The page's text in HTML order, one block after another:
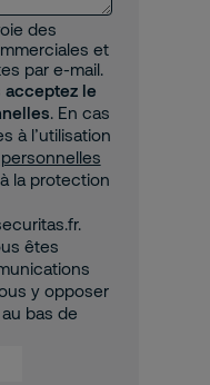
des
et
par e-mail.
acceptez le
. En cas
à l’utilisation
la protection
êtes
y opposer
bas de